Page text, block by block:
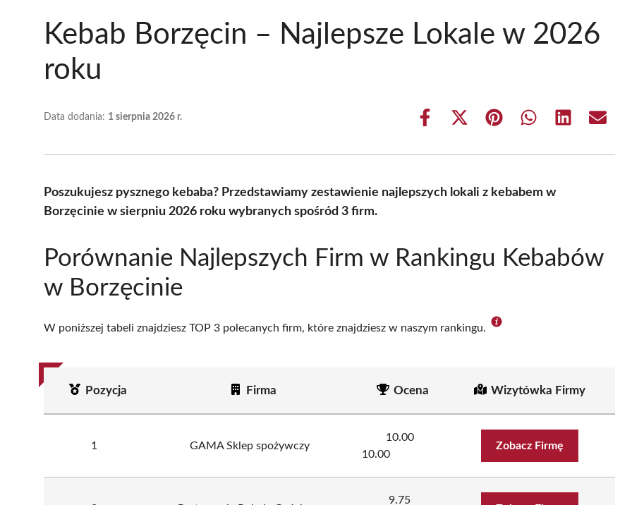
Kebab Borzęcin – Najlepsze Lokale w 2026
roku
Data dodania: 1 sierpnia 2026 r.
Share
Share
(Twitter)
Share Share Share Share
Poszukujesz pysznego kebaba? Przedstawiamy zestawienie najlepszych lokali z kebabem w
Borzęcinie w sierpniu 2026 roku wybranych spośród 3 firm.
Porównanie Najlepszych Firm w Rankingu Kebabów
w Borzęcinie
W poniższej tabeli znajdziesz TOP 3 polecanych firm, które znajdziesz w naszym rankingu.
Pozycja Firma Ocena Wizytówka Firmy
1 GAMA Sklep spożywczy
10.00
10.00
Zobacz Firmę
9.75